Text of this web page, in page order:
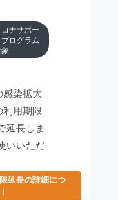
Creation
ロナサポー
プログラム
感染拡大
利用期限
延長しま
いいただ
延長の詳細につ